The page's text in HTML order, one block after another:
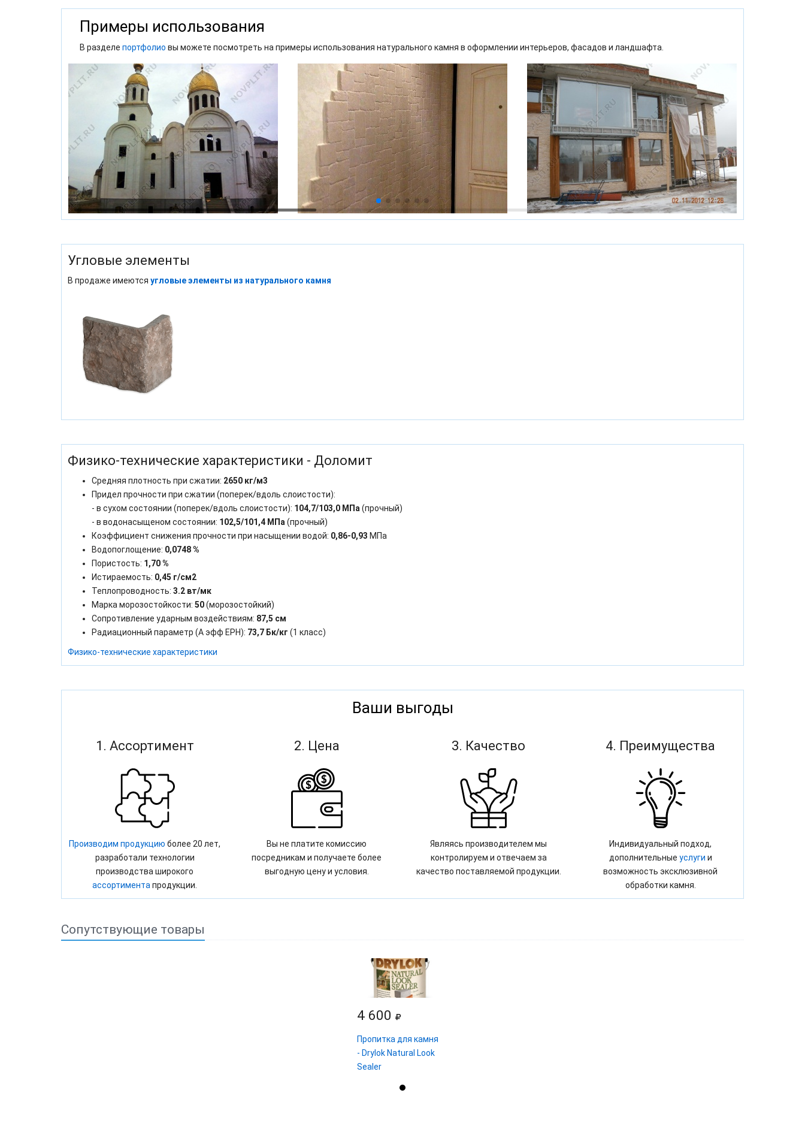
Примеры использования
В разделе портфолио вы можете посмотреть на примеры использования натурального камня в оформлении интерьеров, фасадов и ландшафта.
Угловые элементы
В продаже имеются угловые элементы из натурального камня
Физико-технические характеристики - Доломит
Средняя плотность при сжатии: 2650 кг/м3
Придел прочности при сжатии (поперек/вдоль слоистости):
- в сухом состоянии (поперек/вдоль слоистости): 104,7/103,0 МПа (прочный)
- в водонасыщеном состоянии: 102,5/101,4 МПа (прочный)
Коэффициент снижения прочности при насыщении водой: 0,86-0,93 МПа
Водопоглощение: 0,0748 %
Пористость: 1,70 %
Истираемость: 0,45 г/см2
Теплопроводность: 3.2 вт/мк
Марка морозостойкости: 50(морозостойкий)
Сопротивление ударным воздействиям: 87,5 см
Радиационный параметр (А эфф ЕРН): 73,7 Бк/кг (1 класс)
Физико-технические характеристики
Ваши выгоды
1. Ассортимент
Производим продукцию более 20 лет,
разработали технологии
производства широкого
ассортимента продукции.
2. Цена
Вы не платите комиссию
посредникам и получаете более
выгодную цену и условия.
3. Качество
Являясь производителем мы
контролируем и отвечаем за
качество поставляемой продукции.
4. Преимущества
Индивидуальный подход,
дополнительные услуги и
возможность эксклюзивной
обработки камня.
Сопутствующие товары
4 600
Пропитка для камня
- Drylok Natural Look
Sealer